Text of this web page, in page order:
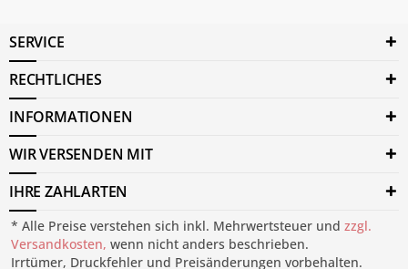
SERVICE
RECHTLICHES
INFORMATIONEN
WIR VERSENDEN MIT
IHRE ZAHLARTEN
* Alle Preise verstehen sich inkl. Mehrwertsteuer und zzgl.
Versandkosten, wenn nicht anders beschrieben.
Irrtümer, Druckfehler und Preisänderungen vorbehalten.